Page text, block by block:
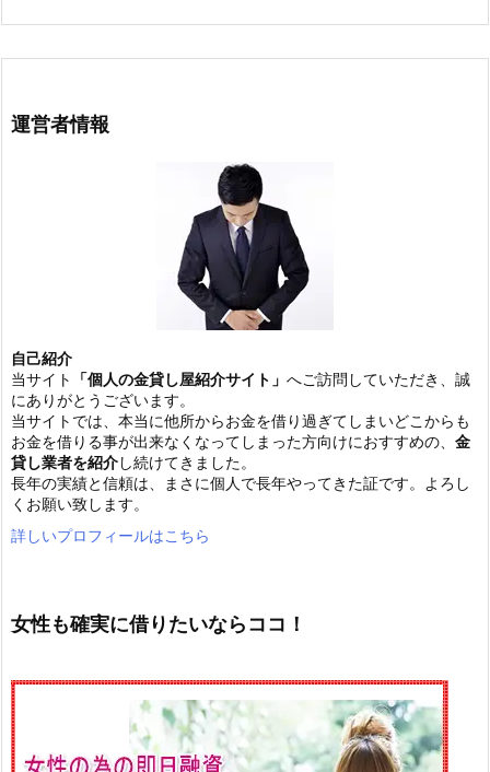
運営者情報
自己紹介
当サイト
「個人の金貸し屋紹介サイト」 へご訪問していただき、誠
にありがとうございます。
当サイトでは、本当に他所からお金を借り過ぎてしまいどこからも
お金を借りる事が出来なくなってしまった方向けにおすすめの、 金
貸し業者を紹介し続けてきました。
長年の実績と信頼は、まさに個人で長年やってきた証です。よろし
くお願い致します。
詳しいプロフィールはこちら
女性も確実に借りたいならココ！